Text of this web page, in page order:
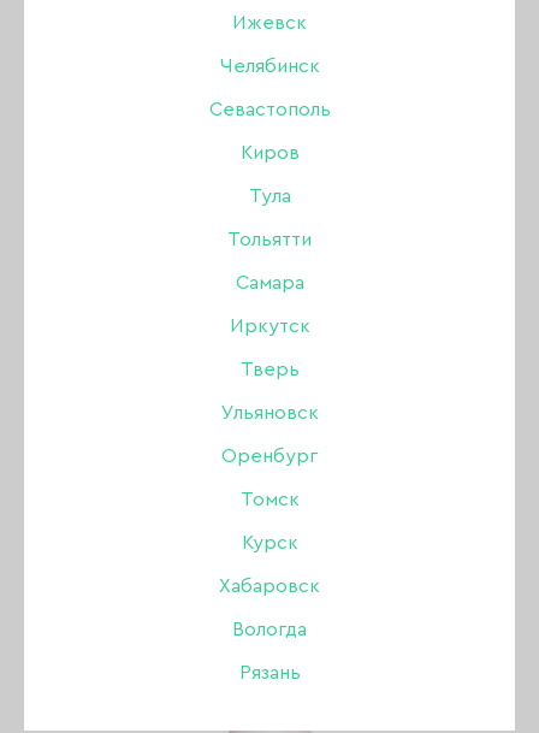
Ижевск
Челябинск
Севастополь
Киров
Тула
Тольятти
Самара
Иркутск
Тверь
Ульяновск
Оренбург
Томск
Курск
Хабаровск
Вологда
Рязань
КОЛЛЕКЦИЯ ELIZABETH